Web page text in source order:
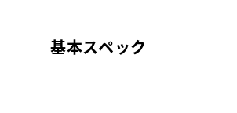
基本スペック